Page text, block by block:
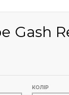
Gash
КОЛІР